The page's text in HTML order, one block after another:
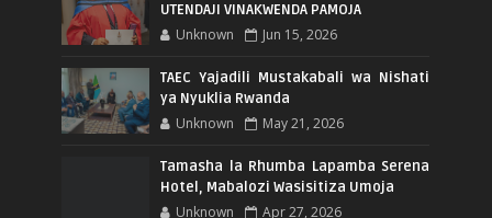
UTENDAJI VINAKWENDA PAMOJA
Unknown Jun 15, 2026
TAEC Yajadili Mustakabali wa Nishati
ya Nyuklia Rwanda
Unknown May 21, 2026
Tamasha la Rhumba Lapamba Serena
Hotel, Mabalozi Wasisitiza Umoja
Unknown Apr 27, 2026